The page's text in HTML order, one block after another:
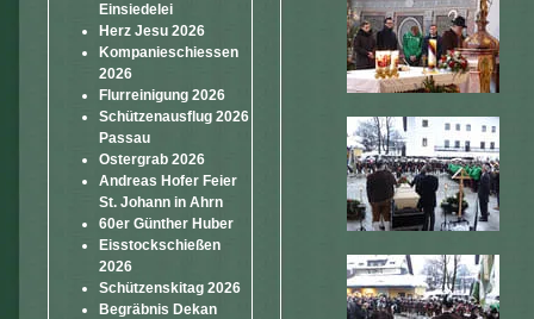
Einsiedelei
Herz Jesu 2026
Kompanieschiessen
2026
Flurreinigung 2026
Schützenausflug 2026
Passau
Ostergrab 2026
Andreas Hofer Feier
St. Johann in Ahrn
60er Günther Huber
Eisstockschießen
2026
Schützenskitag 2026
Begräbnis Dekan